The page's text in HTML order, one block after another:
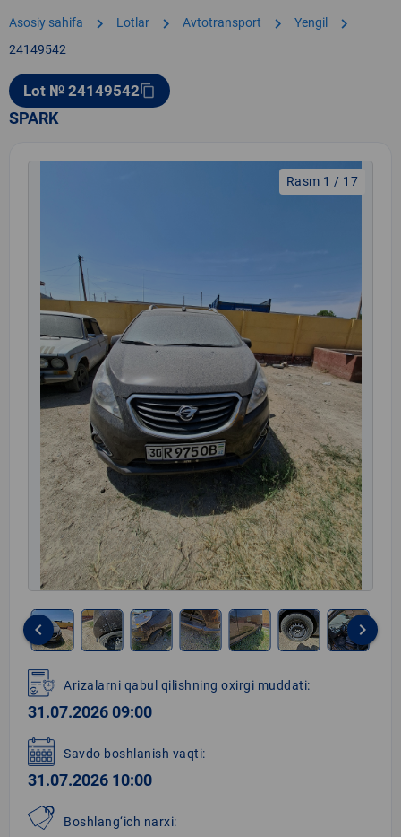
Asosiy sahifa chevron_right Lotlar chevron_right Avtotransport chevron_right Yengil chevron_right
24149542
Lot № 24149542content_copy
SPARK
Rasm 1 / 17
1
of
17
keyboard_arrow_left keyboard_arrow_right
Arizalarni qabul qilishning oxirgi muddati:
31.07.2026 09:00
Savdo boshlanish vaqti:
31.07.2026 10:00
Boshlang‘ich narxi: